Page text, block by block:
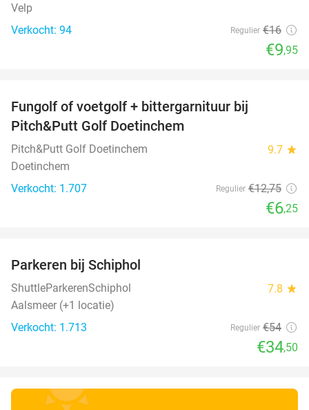
Velp
Verkocht: 94
Regulier €16
€9,95
Fungolf of voetgolf + bittergarnituur bij
Pitch&Putt Golf Doetinchem
Pitch&Putt Golf Doetinchem 9.7 star
Doetinchem
Verkocht: 1.707
Regulier €12,75
€6,25
Parkeren bij Schiphol
ShuttleParkerenSchiphol 7.8 star
Aalsmeer (+1 locatie)
Verkocht: 1.713
Regulier €54
€34,50